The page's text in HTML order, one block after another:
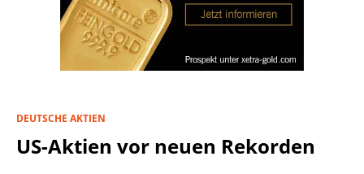
DEUTSCHE AKTIEN
US-Aktien vor neuen Rekorden